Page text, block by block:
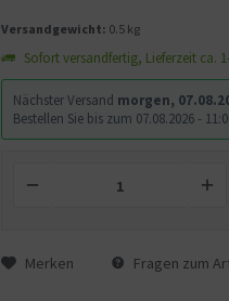
Versandgewicht: 0.5 kg
Sofort versandfertig, Lieferzeit ca.
Nächster Versand morgen,
Bestellen Sie bis zum 07.08.2026 -
Merken Fragen zum